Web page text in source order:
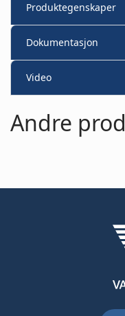
Produktegenskaper
Dokumentasjon
Video
Andre